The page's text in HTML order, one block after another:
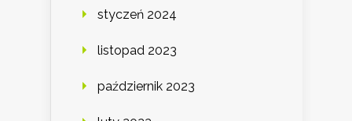
styczeń 2024
listopad 2023
październik 2023